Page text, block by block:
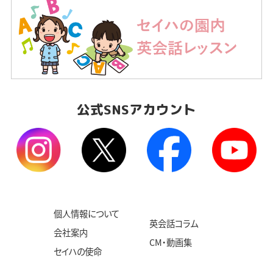
公式SNSアカウント
個人情報について
会社案内
セイハの使命
英会話コラム
CM・動画集